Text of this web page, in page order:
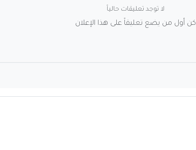
لا توجد تعليقات حالياً
كن أول من يضع تعليقاً على هذا الإعلان